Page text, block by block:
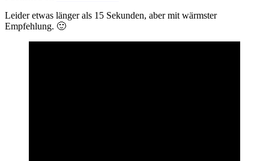
Leider etwas länger als 15 Sekunden, aber mit wärmster
Empfehlung. 🙂